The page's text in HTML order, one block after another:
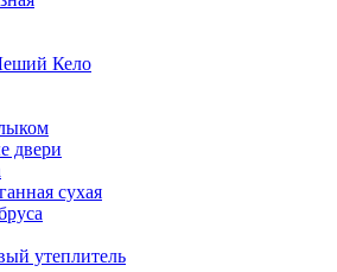
Кело
двери
сухая
утеплитель